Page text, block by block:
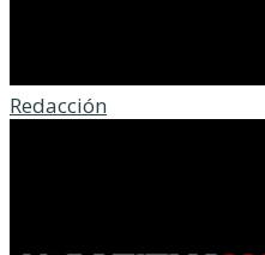
Redacción